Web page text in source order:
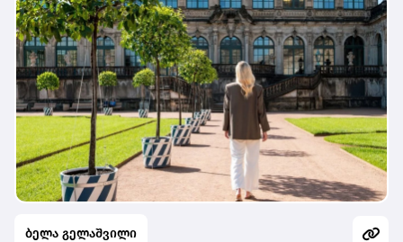
ბელა გელაშვილი